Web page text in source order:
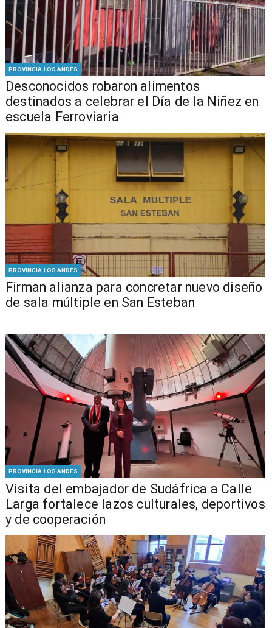
PROVINCIA LOS ANDES
Desconocidos robaron alimentos
destinados a celebrar el Día de la Niñez en
escuela Ferroviaria
PROVINCIA LOS ANDES
​​Firman alianza para concretar nuevo diseño
de sala múltiple en San Esteban
PROVINCIA LOS ANDES
​Visita del embajador de Sudáfrica a Calle
Larga fortalece lazos culturales, deportivos
y de cooperación